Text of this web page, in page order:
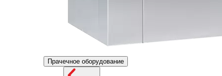
Прачечное оборудование